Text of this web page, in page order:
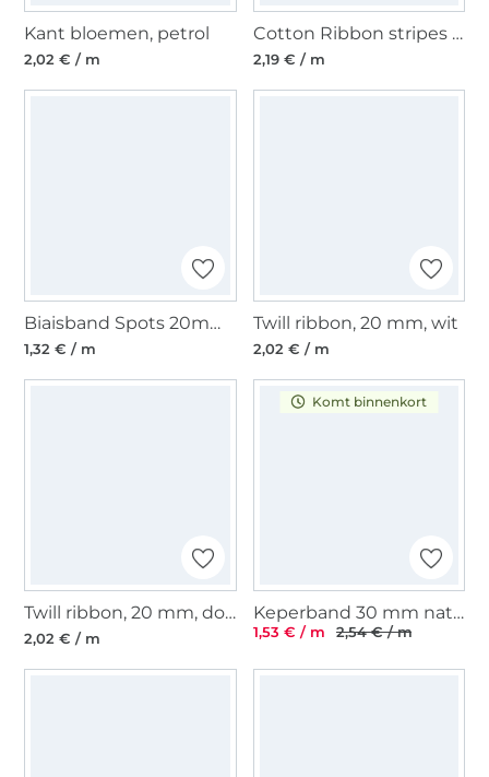
Kant bloemen, petrol
2,02 € / m
Cotton Ribbon stripes 15 mm, lichtblauw- mosterdgeel
2,19 € / m
Biaisband Spots 20mm, maïsgeel
1,32 € / m
Twill ribbon, 20 mm, wit
2,02 € / m
Twill ribbon, 20 mm, donker blauw
2,02 € / m
Komt binnenkort
Keperband 30 mm naturel
1,53 € / m 2,54 € / m